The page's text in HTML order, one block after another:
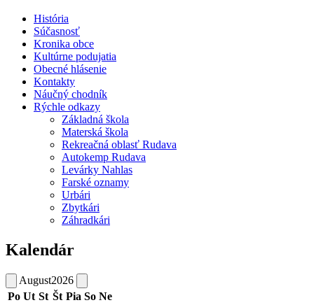
História
Súčasnosť
Kronika obce
Kultúrne podujatia
Obecné hlásenie
Kontakty
Náučný chodník
Rýchle odkazy
Základná škola
Materská škola
Rekreačná oblasť Rudava
Autokemp Rudava
Levárky Nahlas
Farské oznamy
Urbári
Zbytkári
Záhradkári
Kalendár
August2026
Po Ut St Št Pia So Ne